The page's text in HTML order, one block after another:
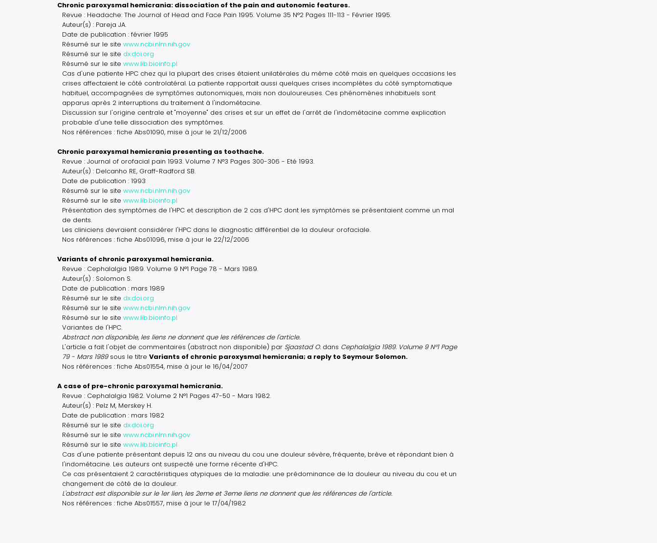
Chronic paroxysmal hemicrania: dissociation of the pain and autonomic features.
Revue : Headache: The Journal of Head and Face Pain 1995. Volume 35 N°2 Pages 111-113 - Février 1995.
Auteur(s) : Pareja JA.
Date de publication : février 1995
Résumé sur le site www.ncbi.nlm.nih.gov
Résumé sur le site dx.doi.org
Résumé sur le site www.lib.bioinfo.pl
Cas d'une patiente HPC chez qui la plupart des crises étaient unilatérales du même côté mais en quelques occasions les
crises affectaient le côté controlatéral. La patiente rapportait aussi quelques crises incomplètes du côté symptomatique
habituel, accompagnées de symptômes autonomiques, mais non douloureuses. Ces phénomènes inhabituels sont
apparus après 2 interruptions du traitement à l'indométacine.
Discussion sur l'origine centrale et "moyenne" des crises et sur un effet de l'arrêt de l'indométacine comme explication
probable d'une telle dissociation des symptômes.
Nos références : fiche Abs01090, mise à jour le 21/12/2006
Chronic paroxysmal hemicrania presenting as toothache.
Revue : Journal of orofacial pain 1993. Volume 7 N°3 Pages 300-306 - Eté 1993.
Auteur(s) : Delcanho RE, Graff-Radford SB.
Date de publication : 1993
Résumé sur le site www.ncbi.nlm.nih.gov
Résumé sur le site www.lib.bioinfo.pl
Présentation des symptômes de l'HPC et description de 2 cas d'HPC dont les symptômes se présentaient comme un mal
de dents.
Les cliniciens devraient considérer l'HPC dans le diagnostic différentiel de la douleur orofaciale.
Nos références : fiche Abs01096, mise à jour le 22/12/2006
Variants of chronic paroxysmal hemicrania.
Revue : Cephalalgia 1989. Volume 9 N°1 Page 78 - Mars 1989.
Auteur(s) : Solomon S.
Date de publication : mars 1989
Résumé sur le site dx.doi.org
Résumé sur le site www.ncbi.nlm.nih.gov
Résumé sur le site www.lib.bioinfo.pl
Variantes de l'HPC.
Abstract non disponible, les liens ne donnent que les références de l'article.
L'article a fait l'objet de commentaires (abstract non disponible) par Sjaastad O. dans Cephalalgia 1989. Volume 9 N°1 Page
79 - Mars 1989sous le titre Variants of chronic paroxysmal hemicrania; a reply to Seymour Solomon.
Nos références : fiche Abs01554, mise à jour le 16/04/2007
A case of pre-chronic paroxysmal hemicrania.
Revue : Cephalalgia 1982. Volume 2 N°1 Pages 47-50 - Mars 1982.
Auteur(s) : Pelz M, Merskey H.
Date de publication : mars 1982
Résumé sur le site dx.doi.org
Résumé sur le site www.ncbi.nlm.nih.gov
Résumé sur le site www.lib.bioinfo.pl
Cas d'une patiente présentant depuis 12 ans au niveau du cou une douleur sévère, fréquente, brève et répondant bien à
l'indométacine. Les auteurs ont suspecté une forme récente d'HPC.
Ce cas présentaient 2 caractéristiques atypiques de la maladie: une prédominance de la douleur au niveau du cou et un
changement de côté de la douleur.
L'abstract est disponible sur le 1er lien, les 2eme et 3eme liens ne donnent que les références de l'article.
Nos références : fiche Abs01557, mise à jour le 17/04/1982